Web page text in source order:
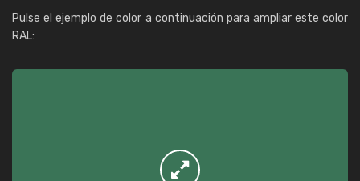
Pulse el ejemplo de color a continuación para ampliar este color
RAL: